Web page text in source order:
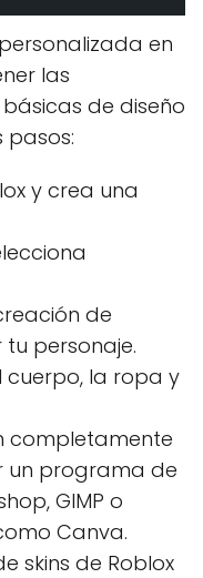
en
las
de diseño
pasos:
y crea una
de
personaje.
cuerpo, la ropa y
completamente
un programa de
GIMP o
Canva.
skins de Roblox